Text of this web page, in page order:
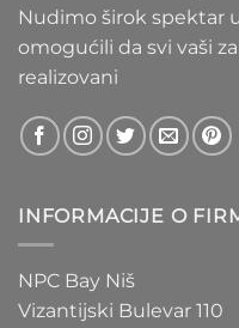
Nudimo širok spektar
omogućili da svi vaši
realizovani
INFORMACIJE O
NPC Bay Niš
Vizantijski Bulevar 110